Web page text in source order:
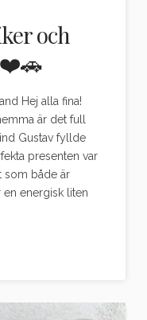
och
❤️🚗
Hej alla fina!
är det full
Gustav fyllde
presenten var
som både är
energisk liten